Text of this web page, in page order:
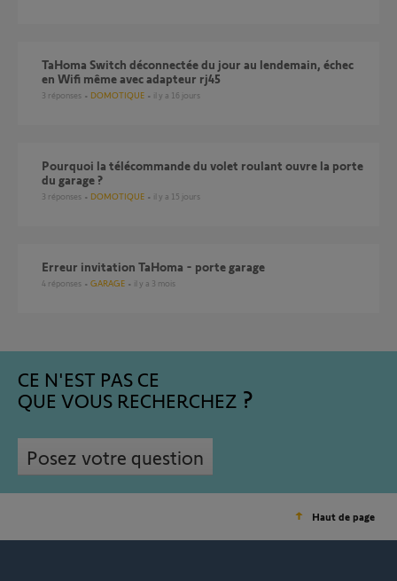
TaHoma Switch déconnectée du jour au lendemain, échec
en Wifi même avec adapteur rj45
3 réponses DOMOTIQUE il y a 16 jours
pourquoi la télécommande du volet roulant ouvre la porte
du garage ?
3 réponses DOMOTIQUE il y a 15 jours
Erreur invitation TaHoma - porte garage
4 réponses GARAGE il y a 3 mois
CE N'EST PAS CE
QUE VOUS RECHERCHEZ
Posez votre question
Haut de page